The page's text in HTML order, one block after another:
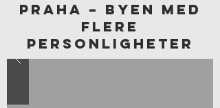
PRAHA – BYEN MED
FLERE
PERSONLIGHETER